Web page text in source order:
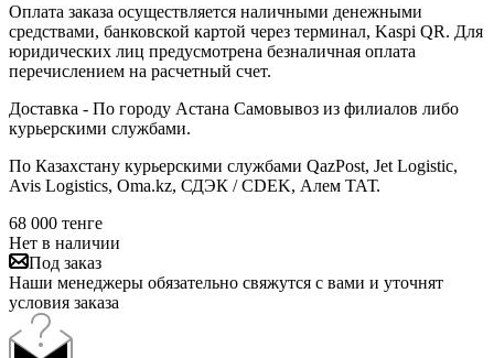
Оплата заказа осуществляется наличными денежными
средствами, банковской картой через терминал, Kaspi QR. Для
юридических лиц предусмотрена безналичная оплата
перечислением на расчетный счет.
Доставка - По городу Астана Самовывоз из филиалов либо
курьерскими службами.
По Казахстану курьерскими службами QazPost, Jet Logistic,
Avis Logistics, Oma.kz, СДЭК / CDEK, Алем ТАТ.
68 000 тенге
Нет в наличии
Под заказ
Наши менеджеры обязательно свяжутся с вами и уточнят
условия заказа